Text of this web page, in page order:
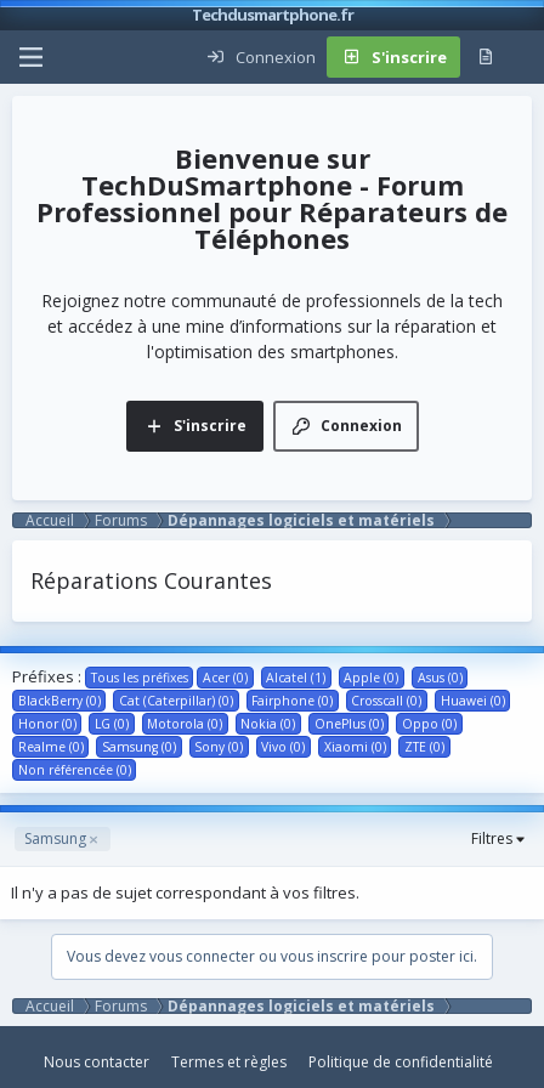
Techdusmartphone.fr
Connexion
S'inscrire
TechDuSmartphone - Forum
Professionnel pour Réparateurs de
Téléphones
Rejoignez notre communauté de professionnels de la tech
et accédez à une mine d’informations sur la réparation et
l'optimisation des smartphones.
Connexion
S'inscrire
Accueil Forums Dépannages logiciels et matériels
Réparations Courantes
Préfixes : Tous les préfixes Acer (0) Alcatel (1) Apple (0)
Asus (0)
BlackBerry (0)
Cat (Caterpillar) (0) Fairphone (0) Crosscall (0)
Huawei (0)
Honor (0)
LG (0) Motorola (0) Nokia (0) OnePlus (0)
Oppo (0)
Realme (0)
Samsung (0) Sony (0) Vivo (0) Xiaomi (0)
ZTE (0)
Non référencée (0)
Samsung Filtres
Il n'y a pas de sujet correspondant à vos filtres.
Vous devez vous connecter ou vous inscrire pour poster ici.
Accueil Forums Dépannages logiciels et matériels
Nous contacter Termes et règles Politique de confidentialité